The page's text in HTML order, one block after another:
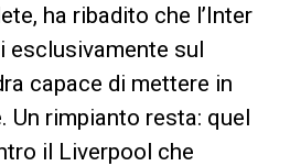
ha ribadito che l’Inter
esclusivamente sul
capace di mettere in
Un rimpianto resta: quel
il Liverpool che